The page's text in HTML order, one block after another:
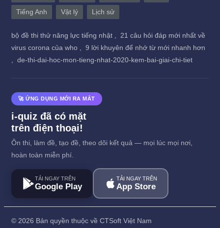
Tiếng Anh Vật lý Lịch sử
bộ đề thi thử năng lực tiếng nhật , 21 câu hỏi đáp mới nhất về
virus corona của who , 9 lời khuyên để nhớ từ mới nhanh hơn
, de-thi-dai-hoc-mon-tieng-nhat-2020-kem-bai-giai-chi-tiet
🚀 ỨNG DỤNG MỚI RA MẮT
i-quiz đã có mặt
trên điện thoại!
Ôn thi, làm đề, tạo đề, theo dõi kết quả — mọi lúc mọi nơi,
hoàn toàn miễn phí.
TẢI NGAY TRÊN
Google Play
TẢI NGAY TRÊN
App Store
© 2026 Bản quyền thuộc về CTSoft Việt Nam